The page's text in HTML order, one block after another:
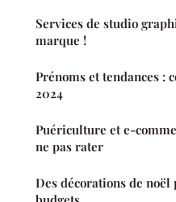
Services de studio
marque !
Prénoms et tendances :
2024
Puériculture et e-
ne pas rater
Des décorations de